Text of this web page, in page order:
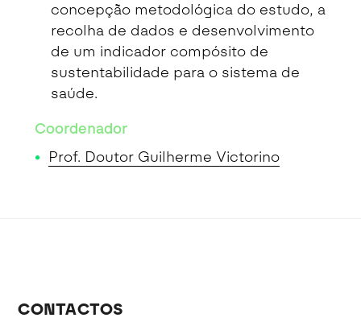
concepção metodológica do estudo, a
recolha de dados e desenvolvimento
de um indicador compósito de
sustentabilidade para o sistema de
saúde.
Coordenador
Prof. Doutor Guilherme Victorino
CONTACTOS